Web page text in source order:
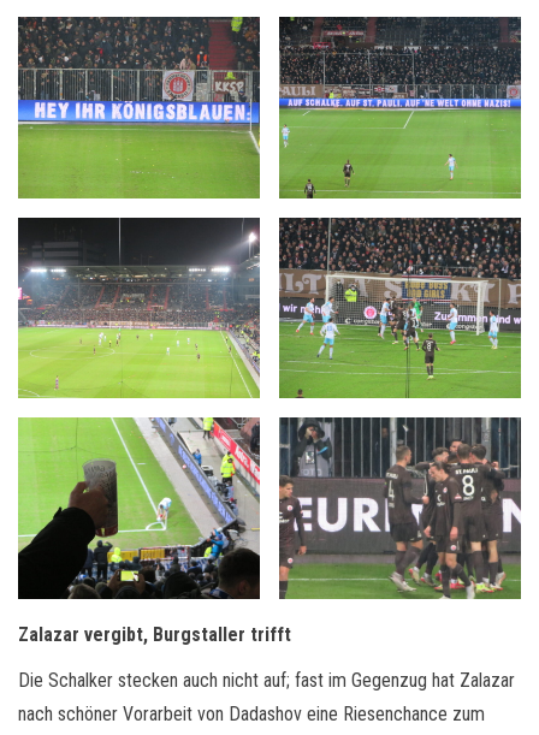
Zalazar vergibt, Burgstaller trifft
Die Schalker stecken auch nicht auf; fast im Gegenzug hat Zalazar
nach schöner Vorarbeit von Dadashov eine Riesenchance zum